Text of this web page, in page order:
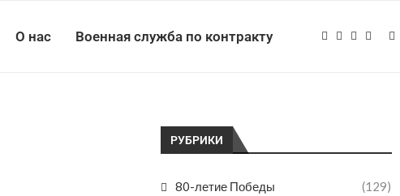
О нас Военная служба по контракту
РУБРИКИ
80-летие Победы (129)